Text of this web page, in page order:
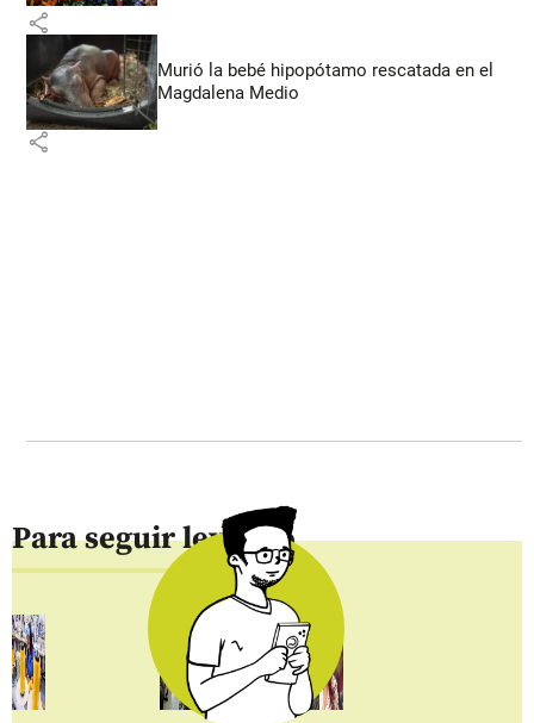
share
Murió la bebé hipopótamo rescatada en el
Magdalena Medio
share
Para seguir leyendo